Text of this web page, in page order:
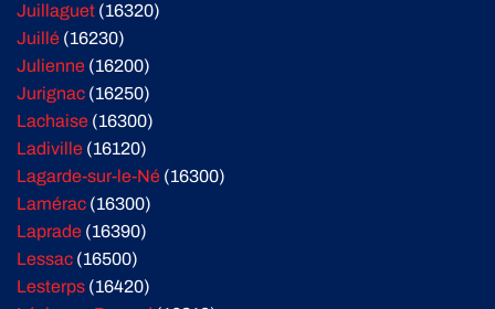
Juillaguet (16320)
Juillé (16230)
Julienne (16200)
Jurignac (16250)
Lachaise (16300)
Ladiville (16120)
Lagarde-sur-le-Né (16300)
Lamérac (16300)
Laprade (16390)
Lessac (16500)
Lesterps (16420)